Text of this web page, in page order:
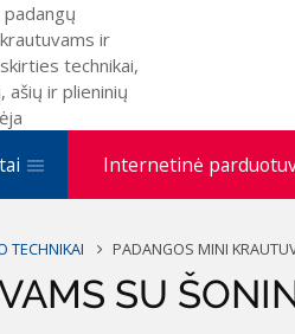
padangų
ir
technikai,
ašių ir plieninių
Internetinė
TECHNIKAI PADANGOS MINI
SU